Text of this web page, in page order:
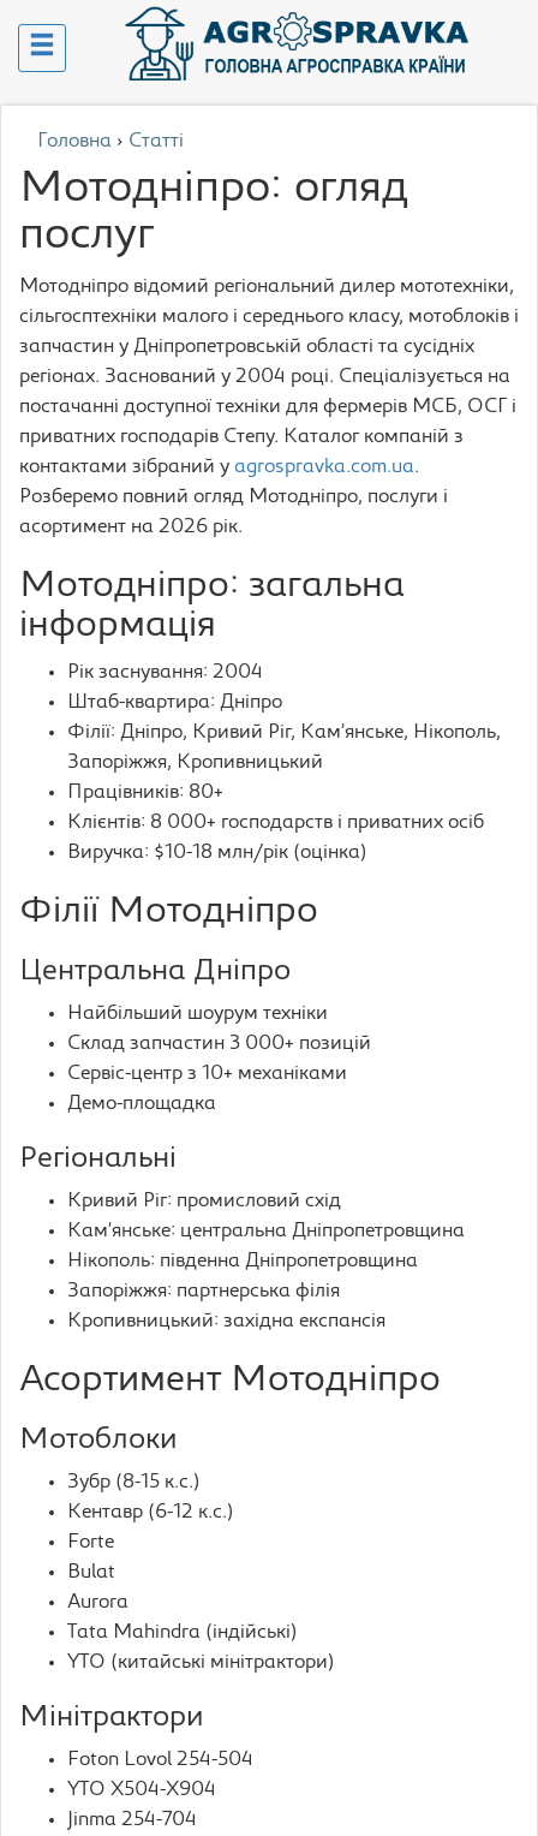
Головна › Статті
Мотодніпро: огляд
послуг
Мотодніпро відомий регіональний дилер мототехніки,
сільгосптехніки малого і середнього класу, мотоблоків і
запчастин у Дніпропетровській області та сусідніх
регіонах. Заснований у 2004 році. Спеціалізується на
постачанні доступної техніки для фермерів МСБ, ОСГ і
приватних господарів Степу. Каталог компаній з
контактами зібраний у agrospravka.com.ua.
Розберемо повний огляд Мотодніпро, послуги і
асортимент на 2026 рік.
Мотодніпро: загальна
інформація
Рік заснування: 2004
Штаб-квартира: Дніпро
Філії: Дніпро, Кривий Ріг, Кам’янське, Нікополь,
Запоріжжя, Кропивницький
Працівників: 80+
Клієнтів: 8 000+ господарств і приватних осіб
Виручка: $10-18 млн/рік (оцінка)
Філії Мотодніпро
Центральна Дніпро
Найбільший шоурум техніки
Склад запчастин 3 000+ позицій
Сервіс-центр з 10+ механіками
Демо-площадка
Регіональні
Кривий Ріг: промисловий схід
Кам’янське: центральна Дніпропетровщина
Нікополь: південна Дніпропетровщина
Запоріжжя: партнерська філія
Кропивницький: західна експансія
Асортимент Мотодніпро
Мотоблоки
Зубр (8-15 к.с.)
Кентавр (6-12 к.с.)
Forte
Bulat
Aurora
Tata Mahindra (індійські)
YTO (китайські мінітрактори)
Мінітрактори
Foton Lovol 254-504
YTO X504-X904
Jinma 254-704